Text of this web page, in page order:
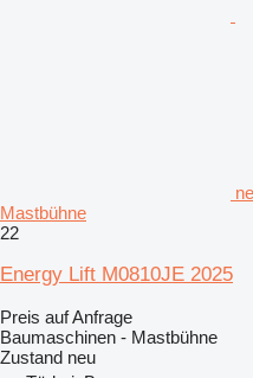
Mastbühne
22
Energy Lift M0810JE 2025
Preis auf Anfrage
Baumaschinen - Mastbühne
Zustand neu